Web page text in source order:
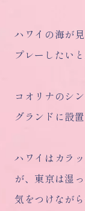
ハワイの海が
プレーしたい
コオリナのシ
グランドに設
ハワイはカラ
が、東京は湿
気をつけなが